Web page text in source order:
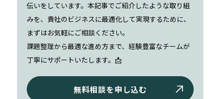
伝いをしています。本記事でご紹介したような取り組
みを、貴社のビジネスに最適化して実現するために、
まずはお気軽にご相談ください。
課題整理から最適な進め方まで、経験豊富なチームが
丁寧にサポートいたします。📩
無料相談を申し込む